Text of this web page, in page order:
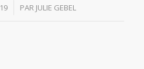
PAR JULIE GEBEL